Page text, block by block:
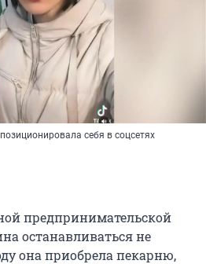
себя в соцсетях
предпринимательской
останавливаться не
она приобрела пекарню,